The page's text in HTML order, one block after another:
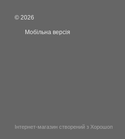
© 2026
Мобільна версія
Інтернет-магазин створений з Хорошоп